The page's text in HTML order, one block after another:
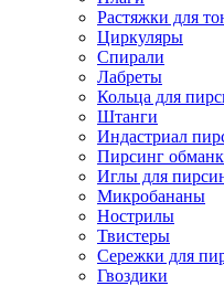
Растяжки для
Циркуляры
Спирали
Лабреты
Кольца для
Штанги
Индастриал
Пирсинг
Иглы для
Микробананы
Нострилы
Твистеры
Сережки для
Гвоздики